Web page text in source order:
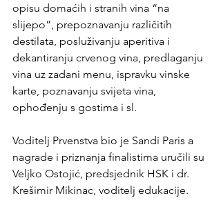
opisu domaćih i stranih vina “na
slijepo”, prepoznavanju različitih
destilata, posluživanju aperitiva i
dekantiranju crvenog vina, predlaganju
vina uz zadani menu, ispravku vinske
karte, poznavanju svijeta vina,
ophođenju s gostima i sl.
Voditelj Prvenstva bio je Sandi Paris a
nagrade i priznanja finalistima uručili su
Veljko Ostojić, predsjednik HSK i dr.
Krešimir Mikinac, voditelj edukacije.